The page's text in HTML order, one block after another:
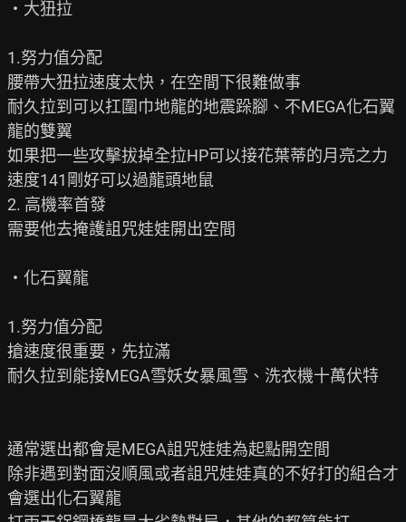
‧大狃拉
1.努力值分配
腰帶大狃拉速度太快，在空間下很難做事
耐久拉到可以扛圍巾地龍的地震跺腳、不MEGA化石翼
龍的雙翼
如果把一些攻擊拔掉全拉HP可以接花葉蒂的月亮之力
速度141剛好可以過龍頭地鼠
2. 高機率首發
需要他去掩護詛咒娃娃開出空間
‧化石翼龍
1.努力值分配
搶速度很重要，先拉滿
耐久拉到能接MEGA雪妖女暴風雪、洗衣機十萬伏特
通常選出都會是MEGA詛咒娃娃為起點開空間
除非遇到對面沒順風或者詛咒娃娃真的不好打的組合才
會選出化石翼龍